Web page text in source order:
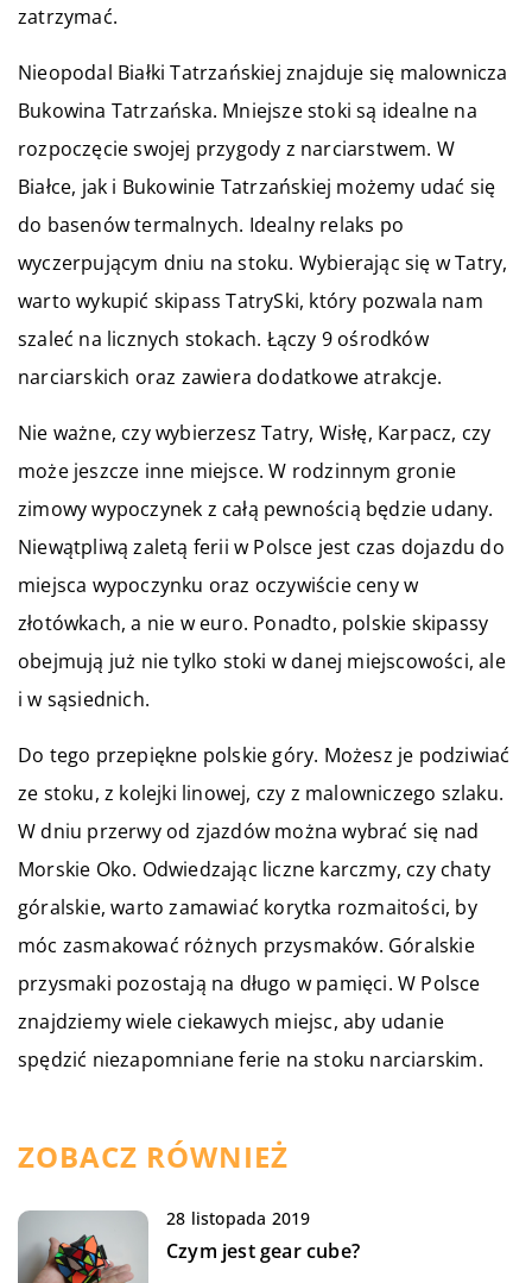
zatrzymać.
Nieopodal Białki Tatrzańskiej znajduje się malownicza
Bukowina Tatrzańska. Mniejsze stoki są idealne na
rozpoczęcie swojej przygody z narciarstwem. W
Białce, jak i Bukowinie Tatrzańskiej możemy udać się
do basenów termalnych. Idealny relaks po
wyczerpującym dniu na stoku. Wybierając się w Tatry,
warto wykupić skipass TatrySki, który pozwala nam
szaleć na licznych stokach. Łączy 9 ośrodków
narciarskich oraz zawiera dodatkowe atrakcje.
Nie ważne, czy wybierzesz Tatry, Wisłę, Karpacz, czy
może jeszcze inne miejsce. W rodzinnym gronie
zimowy wypoczynek z całą pewnością będzie udany.
Niewątpliwą zaletą ferii w Polsce jest czas dojazdu do
miejsca wypoczynku oraz oczywiście ceny w
złotówkach, a nie w euro. Ponadto, polskie skipassy
obejmują już nie tylko stoki w danej miejscowości, ale
i w sąsiednich.
Do tego przepiękne polskie góry. Możesz je podziwiać
ze stoku, z kolejki linowej, czy z malowniczego szlaku.
W dniu przerwy od zjazdów można wybrać się nad
Morskie Oko. Odwiedzając liczne karczmy, czy chaty
góralskie, warto zamawiać korytka rozmaitości, by
móc zasmakować różnych przysmaków. Góralskie
przysmaki pozostają na długo w pamięci. W Polsce
znajdziemy wiele ciekawych miejsc, aby udanie
spędzić niezapomniane ferie na stoku narciarskim.
ZOBACZ RÓWNIEŻ
28 listopada 2019
Czym jest gear cube?